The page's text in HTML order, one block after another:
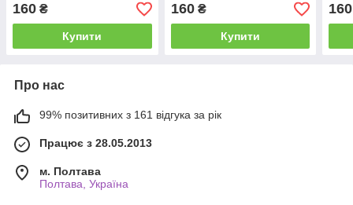
160 ₴
Купити
160₴
Купити
160
Про нас
99% позитивних з 161 відгука за рік
Працює з 28.05.2013
м. Полтава
Полтава, Україна